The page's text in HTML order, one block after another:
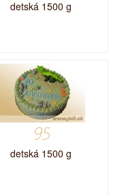
detská 1500 g
95
detská 1500 g